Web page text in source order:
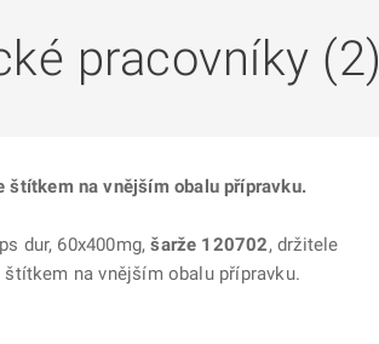
pracovníky (2)
štítkem na vnějším obalu přípravku.
dur, 60x400mg,šarže 120702, držitele
na vnějším obalu přípravku.